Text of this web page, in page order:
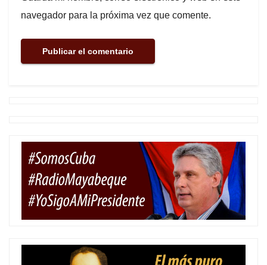
navegador para la próxima vez que comente.